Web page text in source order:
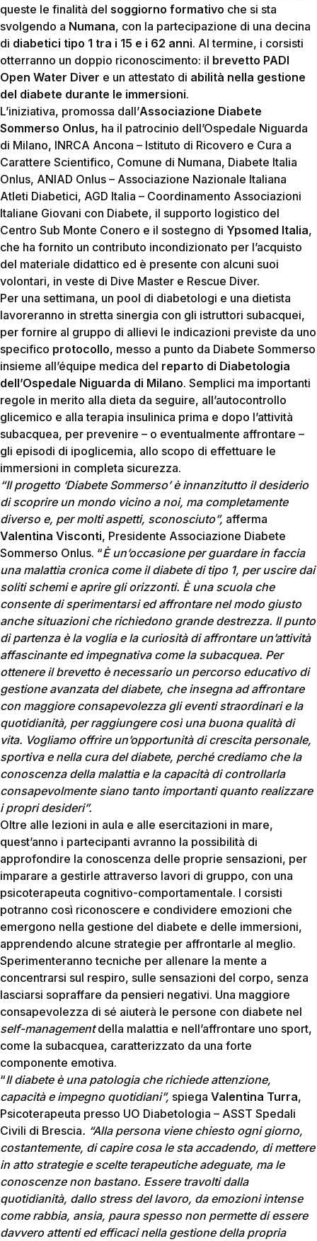
queste le finalità del soggiorno formativo che si sta
svolgendo a Numana, con la partecipazione di una decina
di diabetici tipo 1 tra i 15 e i 62 anni. Al termine, i corsisti
otterranno un doppio riconoscimento: il brevetto PADI
Open Water Diver e un attestato di abilità nella gestione
del diabete durante le immersioni.
L’iniziativa, promossa dall’Associazione Diabete
Sommerso Onlus, ha il patrocinio dell’Ospedale Niguarda
di Milano, INRCA Ancona – Istituto di Ricovero e Cura a
Carattere Scientifico, Comune di Numana, Diabete Italia
Onlus, ANIAD Onlus – Associazione Nazionale Italiana
Atleti Diabetici, AGD Italia – Coordinamento Associazioni
Italiane Giovani con Diabete, il supporto logistico del
Centro Sub Monte Conero e il sostegno di Ypsomed Italia,
che ha fornito un contributo incondizionato per l’acquisto
del materiale didattico ed è presente con alcuni suoi
volontari, in veste di Dive Master e Rescue Diver.
Per una settimana, un pool di diabetologi e una dietista
lavoreranno in stretta sinergia con gli istruttori subacquei,
per fornire al gruppo di allievi le indicazioni previste da uno
specifico protocollo, messo a punto da Diabete Sommerso
insieme all’équipe medica del reparto di Diabetologia
dell’Ospedale Niguarda di Milano. Semplici ma importanti
regole in merito alla dieta da seguire, all’autocontrollo
glicemico e alla terapia insulinica prima e dopo l’attività
subacquea, per prevenire – o eventualmente affrontare –
gli episodi di ipoglicemia, allo scopo di effettuare le
immersioni in completa sicurezza.
“Il progetto ‘Diabete Sommerso’ è innanzitutto il desiderio
di scoprire un mondo vicino a noi, ma completamente
diverso e, per molti aspetti, sconosciuto”, afferma
Valentina Visconti, Presidente Associazione Diabete
Sommerso Onlus. “È un’occasione per guardare in faccia
una malattia cronica come il diabete di tipo 1, per uscire dai
soliti schemi e aprire gli orizzonti. È una scuola che
consente di sperimentarsi ed affrontare nel modo giusto
anche situazioni che richiedono grande destrezza. Il punto
di partenza è la voglia e la curiosità di affrontare un’attività
affascinante ed impegnativa come la subacquea. Per
ottenere il brevetto è necessario un percorso educativo di
gestione avanzata del diabete, che insegna ad affrontare
con maggiore consapevolezza gli eventi straordinari e la
quotidianità, per raggiungere così una buona qualità di
vita. Vogliamo offrire un’opportunità di crescita personale,
sportiva e nella cura del diabete, perché crediamo che la
conoscenza della malattia e la capacità di controllarla
consapevolmente siano tanto importanti quanto realizzare
i propri desideri”.
Oltre alle lezioni in aula e alle esercitazioni in mare,
quest’anno i partecipanti avranno la possibilità di
approfondire la conoscenza delle proprie sensazioni, per
imparare a gestirle attraverso lavori di gruppo, con una
psicoterapeuta cognitivo-comportamentale. I corsisti
potranno così riconoscere e condividere emozioni che
emergono nella gestione del diabete e delle immersioni,
apprendendo alcune strategie per affrontarle al meglio.
Sperimenteranno tecniche per allenare la mente a
concentrarsi sul respiro, sulle sensazioni del corpo, senza
lasciarsi sopraffare da pensieri negativi. Una maggiore
consapevolezza di sé aiuterà le persone con diabete nel
self-managementdella malattia e nell’affrontare uno sport,
come la subacquea, caratterizzato da una forte
componente emotiva.
“Il diabete è una patologia che richiede attenzione,
capacità e impegno quotidiani”, spiega Valentina Turra,
Psicoterapeuta presso UO Diabetologia – ASST Spedali
Civili di Brescia. “Alla persona viene chiesto ogni giorno,
costantemente, di capire cosa le sta accadendo, di mettere
in atto strategie e scelte terapeutiche adeguate, ma le
conoscenze non bastano. Essere travolti dalla
quotidianità, dallo stress del lavoro, da emozioni intense
come rabbia, ansia, paura spesso non permette di essere
davvero attenti ed efficaci nella gestione della propria